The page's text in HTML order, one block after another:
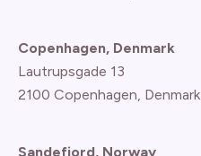
Copenhagen, Denmark
Lautrupsgade 13
2100 Copenhagen, Denmark
Sandefjord, Norway